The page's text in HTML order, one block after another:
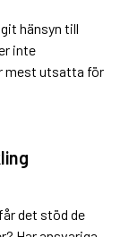
hänsyn till
inte
mest utsatta för
det stöd de